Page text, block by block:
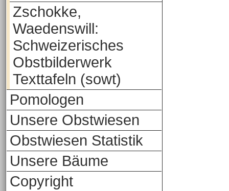
Zschokke,
Waedenswill:
Schweizerisches
Obstbilderwerk
Texttafeln (sowt)
Pomologen
Unsere Obstwiesen
Obstwiesen Statistik
Unsere Bäume
Copyright